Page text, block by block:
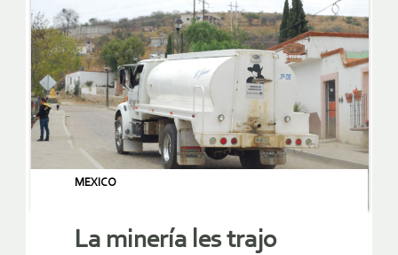
MEXICO
La minería les trajo